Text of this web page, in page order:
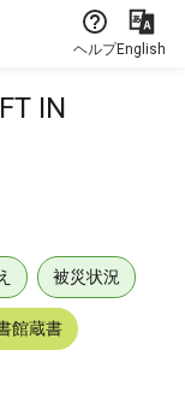
ヘルプEnglish
IN
被災状況
館蔵書